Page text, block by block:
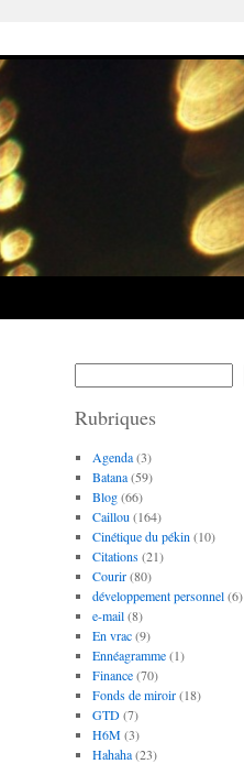
Rubriques
Agenda(3)
Batana(59)
Blog(66)
Caillou (164)
Cinétique du pékin (10)
Citations(21)
Courir(80)
développement personnel(6)
e-mail(8)
En vrac(9)
Ennéagramme(1)
Finance(70)
Fonds de miroir(18)
GTD(7)
H6M(3)
Hahaha(23)